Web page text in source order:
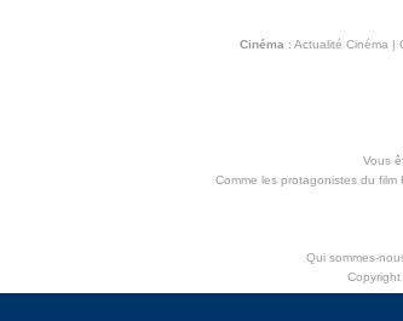
Cinéma : Actualité Cinéma |
Vous
Comme les protagonistes du
Qui sommes-